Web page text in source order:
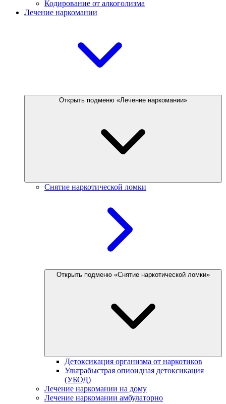
Кодирование от алкоголизма
Лечение наркомании
Открыть подменю «Лечение наркомании»
Снятие наркотической ломки
Открыть подменю «Снятие наркотической ломки»
Детоксикация организма от наркотиков
Ультрабыстрая опиоидная детоксикация
(УБОД)
Лечение наркомании на дому
Лечение наркомании амбулаторно